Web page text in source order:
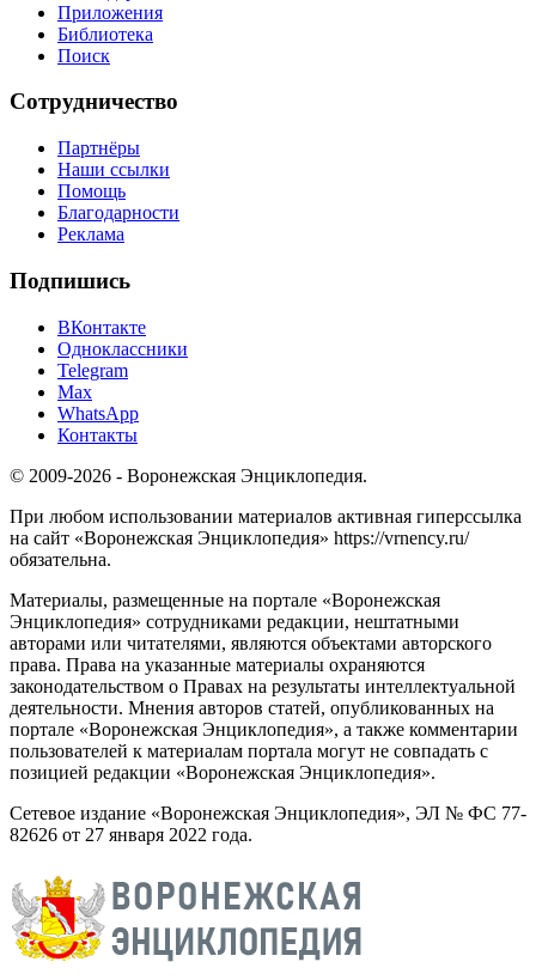
Приложения
Библиотека
Поиск
Сотрудничество
Партнёры
Наши ссылки
Помощь
Благодарности
Реклама
Подпишись
ВКонтакте
Одноклассники
Telegram
Max
WhatsApp
Контакты
© 2009-2026 - Воронежская Энциклопедия.
При любом использовании материалов активная гиперссылка
на сайт «Воронежская Энциклопедия» https://vrnency.ru/
обязательна.
Материалы, размещенные на портале «Воронежская
Энциклопедия» сотрудниками редакции, нештатными
авторами или читателями, являются объектами авторского
права. Права на указанные материалы охраняются
законодательством о Правах на результаты интеллектуальной
деятельности. Мнения авторов статей, опубликованных на
портале «Воронежская Энциклопедия», а также комментарии
пользователей к материалам портала могут не совпадать с
позицией редакции «Воронежская Энциклопедия».
Сетевое издание «Воронежская Энциклопедия», ЭЛ № ФС 77-
82626 от 27 января 2022 года.